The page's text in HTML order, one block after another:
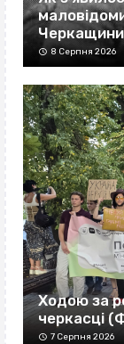
Черкащини
8 Серпня 2026
Ходою за
черкасці
7 Серпня 2026